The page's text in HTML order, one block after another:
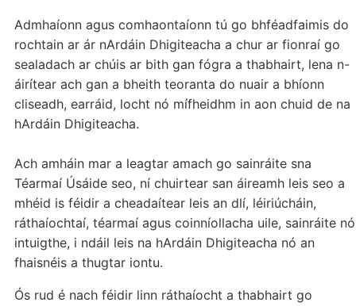
Admhaíonn agus comhaontaíonn tú go bhféadfaimis do
rochtain ar ár nArdáin Dhigiteacha a chur ar fionraí go
sealadach ar chúis ar bith gan fógra a thabhairt, lena n-
áirítear ach gan a bheith teoranta do nuair a bhíonn
cliseadh, earráid, locht nó mífheidhm in aon chuid de na
hArdáin Dhigiteacha.
Ach amháin mar a leagtar amach go sainráite sna
Téarmaí Úsáide seo, ní chuirtear san áireamh leis seo a
mhéid is féidir a cheadaítear leis an dlí, léiriúcháin,
ráthaíochtaí, téarmaí agus coinníollacha uile, sainráite nó
intuigthe, i ndáil leis na hArdáin Dhigiteacha nó an
fhaisnéis a thugtar iontu.
Ós rud é nach féidir linn ráthaíocht a thabhairt go